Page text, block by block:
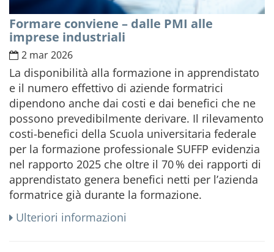
Formare conviene – dalle PMI alle
imprese industriali
2 mar 2026
La disponibilità alla formazione in apprendistato
e il numero effettivo di aziende formatrici
dipendono anche dai costi e dai benefici che ne
possono prevedibilmente derivare. Il rilevamento
costi-benefici della Scuola universitaria federale
per la formazione professionale SUFFP evidenzia
nel rapporto 2025 che oltre il 70 % dei rapporti di
apprendistato genera benefici netti per l’azienda
formatrice già durante la formazione.
Ulteriori informazioni